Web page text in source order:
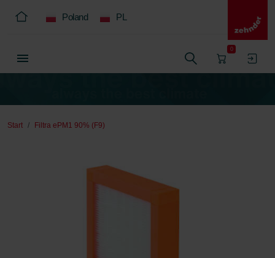
Poland PL
0
Start Filtra ePM1 90% (F9)